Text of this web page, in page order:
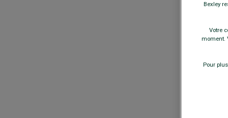
Bexley
Votre
moment.
Pour